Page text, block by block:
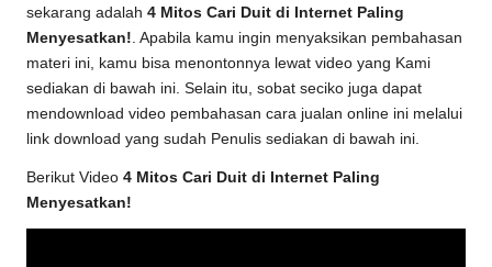
sekarang adalah 4 Mitos Cari Duit di Internet Paling
Menyesatkan!. Apabila kamu ingin menyaksikan pembahasan
materi ini, kamu bisa menontonnya lewat video yang Kami
sediakan di bawah ini. Selain itu, sobat seciko juga dapat
mendownload video pembahasan cara jualan online ini melalui
link download yang sudah Penulis sediakan di bawah ini.
Berikut Video 4 Mitos Cari Duit di Internet Paling
Menyesatkan!